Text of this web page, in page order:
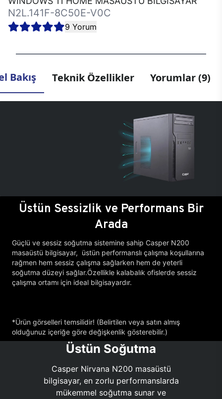
N2L.141F-8C50E-V0C
9 Yorum
Bakış Teknik Özellikler Yorumlar (9)
Üstün Sessizlik ve Performans Bir
Arada
Güçlü ve sessiz soğutma sistemine sahip Casper N200
masaüstü bilgisayar, üstün performanslı çalışma koşullarına
rağmen hem sessiz çalışma sağlarken hem de yeterli
soğutma düzeyi sağlar.Özellikle kalabalık ofislerde sessiz
çalışma ortamı için ideal bilgisayardır.
*Ürün görselleri temsilidir! (Belirtilen veya satın almış
olduğunuz içeriğe göre değişkenlik gösterebilir.)
Üstün Soğutma
Casper Nirvana N200 masaüstü
bilgisayar, en zorlu performanslarda
mükemmel soğutma sunar ve